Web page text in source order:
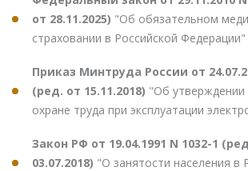
от 28.11.2025) "Об обязательном
страховании в Российской Федерации"
Приказ Минтруда России от
(ред. от 15.11.2018) "Об утверждении
охране труда при эксплуатации
Закон РФ от 19.04.1991 N 1032-1
03.07.2018) "О занятости населения в